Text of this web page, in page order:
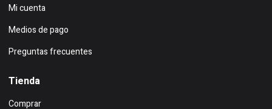
Mi cuenta
Medios de pago
Preguntas frecuentes
Tienda
Comprar